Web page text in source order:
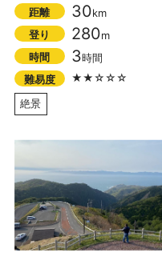
距離 30km
登り
280m
時間
3時間
難易度
★★☆☆☆
絶景